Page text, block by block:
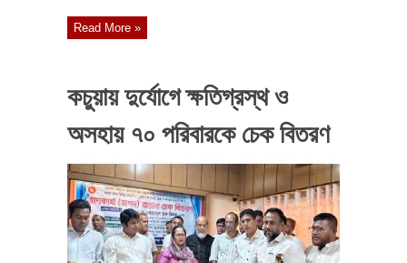
Read More »
কচুয়ায় দুর্যোগে ক্ষতিগ্রস্থ ও
অসহায় ৭০ পরিবারকে চেক বিতরণ